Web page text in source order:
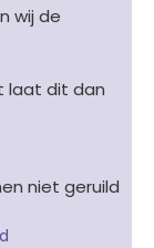
wij de
laat dit dan
niet geruild